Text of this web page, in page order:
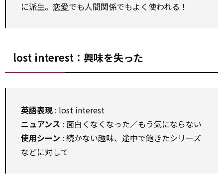
に派生。 恋愛でも人間関係でもよく使われる！
lost interest：興味を失った
英語表現 : lost interest
ニュアンス : 面白くなくなった／もう気にならない
使用シーン : 続かない趣味、途中で飽きたシリーズ
などに対して